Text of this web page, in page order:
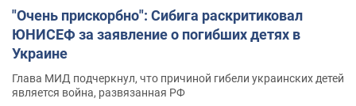
"Очень прискорбно": Сибига раскритиковал
ЮНИСЕФ за заявление о погибших детях в
Украине
Глава МИД подчеркнул, что причиной гибели украинских детей
является война, развязанная РФ